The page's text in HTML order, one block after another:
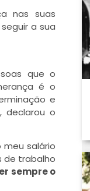
nas suas
a sua
que o
é o
e
declarou o
salário
de trabalho
sempre o